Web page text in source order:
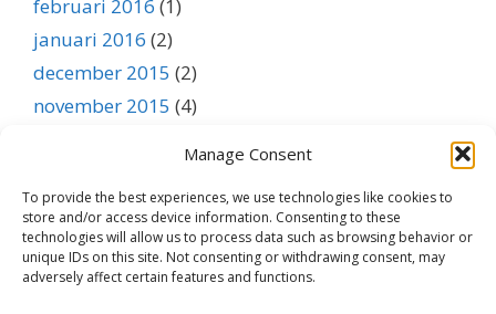
Manage Consent
To provide the best experiences, we use technologies like cookies to
store and/or access device information. Consenting to these
technologies will allow us to process data such as browsing behavior or
unique IDs on this site. Not consenting or withdrawing consent, may
adversely affect certain features and functions.
februari 2016 (1)
januari 2016 (2)
december 2015 (2)
november 2015 (4)
augusti 2015(1)
juli 2015(1)
juni 2015(1)